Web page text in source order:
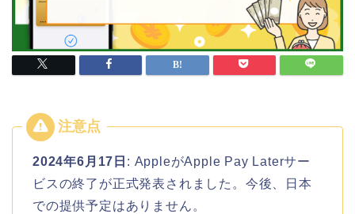
2024年6月17日 : AppleがApple Pay Laterサー
ビスの終了が正式発表されました。今後、日本
での提供予定はありません。